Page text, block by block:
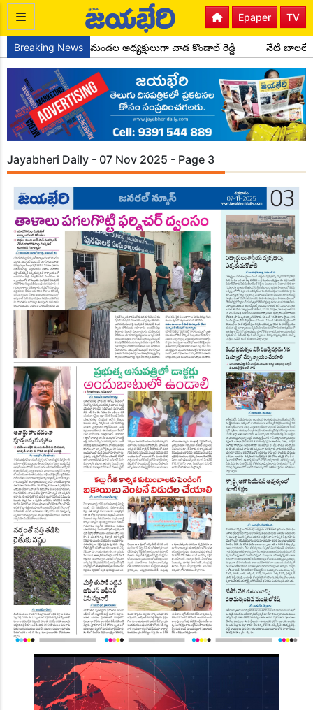
TV
Epaper
Breaking News
పార్టీ సైదాపూర్ మండల అధ్యక్షులుగా చాడ కొండాల్ రెడ్డి నేటి బాలలే
Jayabheri Daily - 07 Nov 2025 - Page 3